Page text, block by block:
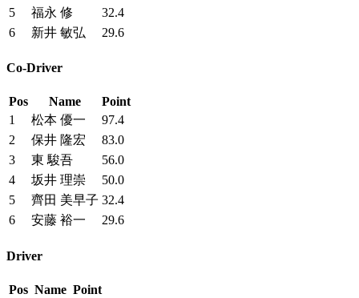
5
福永 修
32.4
6
新井 敏弘 29.6
Co-Driver
Pos Name
Point
1
松本 優一
97.4
2
保井 隆宏
83.0
3
東 駿吾
56.0
4
坂井 理崇
50.0
5
齊田 美早子 32.4
6
安藤 裕一 29.6
Driver
Pos Name Point